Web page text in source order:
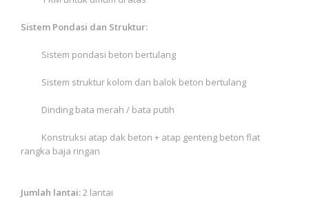
Sistem Pondasi dan Struktur:
Sistem pondasi beton bertulang
Sistem struktur kolom dan balok beton bertulang
Dinding bata merah / bata putih
Konstruksi atap dak beton + atap genteng beton flat
rangka baja ringan
Jumlah lantai:2 lantai